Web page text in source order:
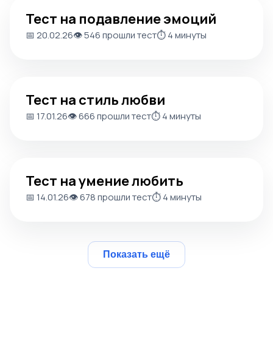
Тест на подавление эмоций
📅 20.02.26👁️ 546 прошли тест⏱️ 4 минуты
Тест на стиль любви
📅 17.01.26👁️ 666 прошли тест⏱️ 4 минуты
Тест на умение любить
📅 14.01.26👁️ 678 прошли тест⏱️ 4 минуты
Показать ещё